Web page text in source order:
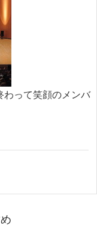
わって笑顔のメンバ